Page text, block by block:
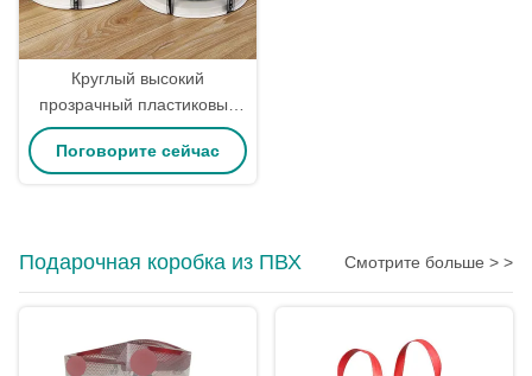
Круглый высокий
прозрачный пластиковый
одноразовый тортовый
подарочный ящик
Поговорите сейчас
Подарочная коробка из ПВХ Смотрите больше > >